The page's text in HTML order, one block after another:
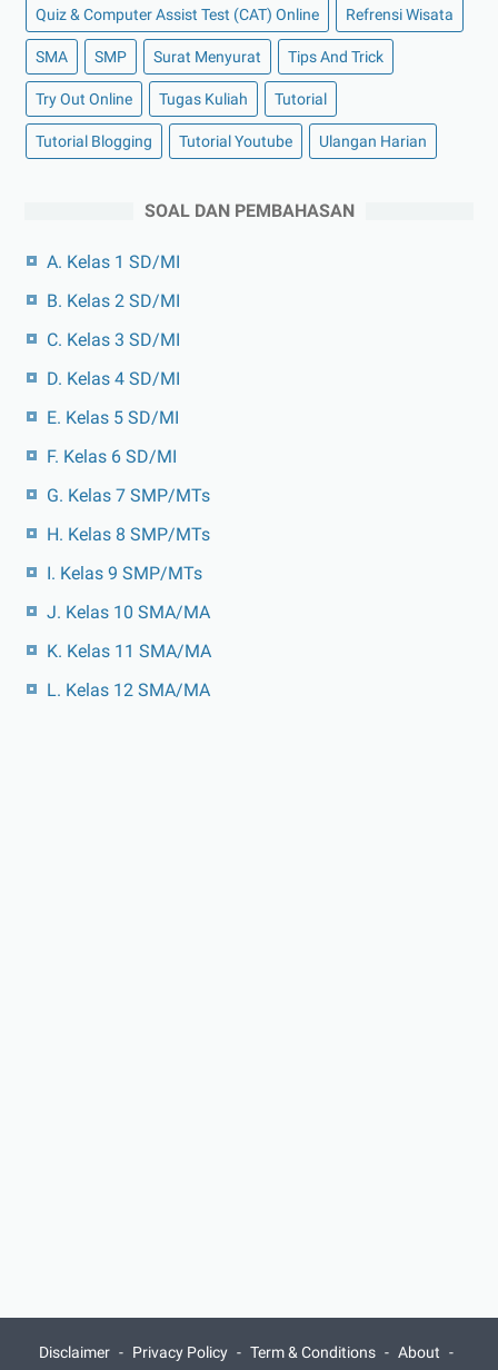
Quiz & Computer Assist Test (CAT) Online Refrensi Wisata
SMA SMP Surat Menyurat Tips And Trick
Try Out Online Tugas Kuliah Tutorial
Tutorial Blogging Tutorial Youtube Ulangan Harian
SOAL DAN PEMBAHASAN
A. Kelas 1 SD/MI
B. Kelas 2 SD/MI
C. Kelas 3 SD/MI
D. Kelas 4 SD/MI
E. Kelas 5 SD/MI
F. Kelas 6 SD/MI
G. Kelas 7 SMP/MTs
H. Kelas 8 SMP/MTs
I. Kelas 9 SMP/MTs
J. Kelas 10 SMA/MA
K. Kelas 11 SMA/MA
L. Kelas 12 SMA/MA
Disclaimer Privacy Policy Term & Conditions About